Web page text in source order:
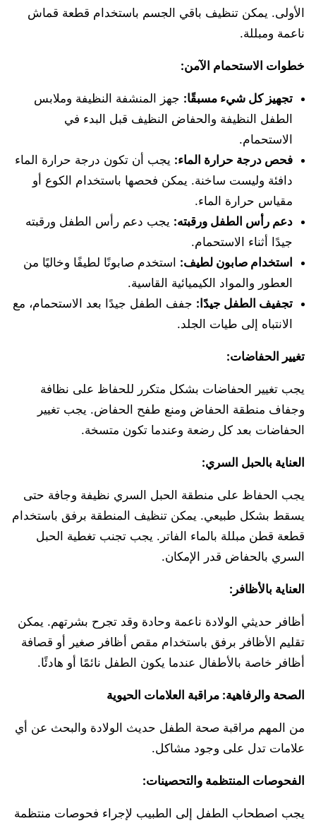
الأولى. يمكن تنظيف باقي الجسم باستخدام قطعة قماش
ناعمة ومبللة.
خطوات الاستحمام الآمن:
تجهيز كل شيء مسبقًا: جهز المنشفة النظيفة وملابس
الطفل النظيفة والحفاض النظيف قبل البدء في
الاستحمام.
فحص درجة حرارة الماء: يجب أن تكون درجة حرارة الماء
دافئة وليست ساخنة. يمكن فحصها باستخدام الكوع أو
مقياس حرارة الماء.
دعم رأس الطفل ورقبته: يجب دعم رأس الطفل ورقبته
جيدًا أثناء الاستحمام.
استخدام صابون لطيف: استخدم صابونًا لطيفًا وخاليًا من
العطور والمواد الكيميائية القاسية.
تجفيف الطفل جيدًا: جفف الطفل جيدًا بعد الاستحمام، مع
الانتباه إلى طيات الجلد.
تغيير الحفاضات:
يجب تغيير الحفاضات بشكل متكرر للحفاظ على نظافة
وجفاف منطقة الحفاض ومنع طفح الحفاض. يجب تغيير
الحفاضات بعد كل رضعة وعندما تكون متسخة.
العناية بالحبل السري:
يجب الحفاظ على منطقة الحبل السري نظيفة وجافة حتى
يسقط بشكل طبيعي. يمكن تنظيف المنطقة برفق باستخدام
قطعة قطن مبللة بالماء الفاتر. يجب تجنب تغطية الحبل
السري بالحفاض قدر الإمكان.
العناية بالأظافر:
أظافر حديثي الولادة ناعمة وحادة وقد تجرح بشرتهم. يمكن
تقليم الأظافر برفق باستخدام مقص أظافر صغير أو قصافة
أظافر خاصة بالأطفال عندما يكون الطفل نائمًا أو هادئًا.
الصحة والرفاهية: مراقبة العلامات الحيوية
من المهم مراقبة صحة الطفل حديث الولادة والبحث عن أي
علامات تدل على وجود مشاكل.
الفحوصات المنتظمة والتحصينات:
يجب اصطحاب الطفل إلى الطبيب لإجراء فحوصات منتظمة